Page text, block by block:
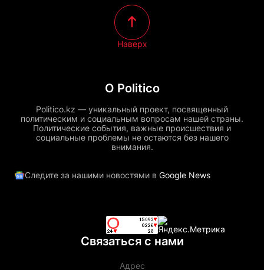
О Politico
Politico.kz — уникальный проект, посвященный
политическим и социальным вопросам нашей страны.
Политические события, важные происшествия и
социальные проблемы не остаются без нашего
внимания.
Следите за нашими новостями в Google News
Наверх
Связаться с нами
Адрес